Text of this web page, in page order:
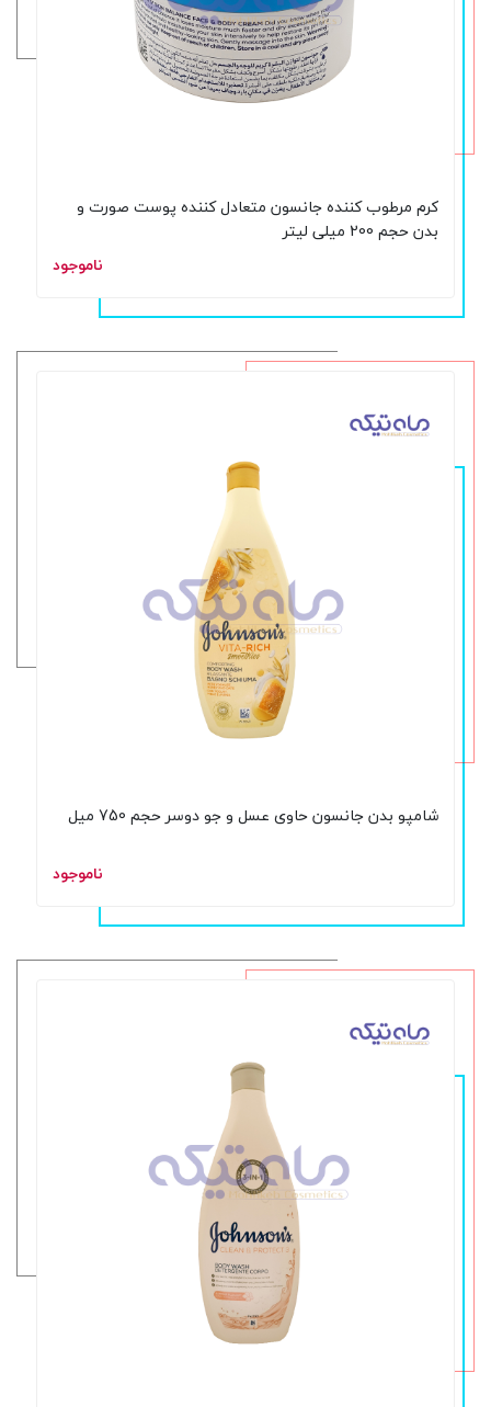
کرم مرطوب کننده جانسون متعادل کننده پوست صورت و
بدن حجم 200 میلی لیتر
ناموجود
شامپو بدن جانسون حاوی عسل و جو دوسر حجم 750 میل
ناموجود